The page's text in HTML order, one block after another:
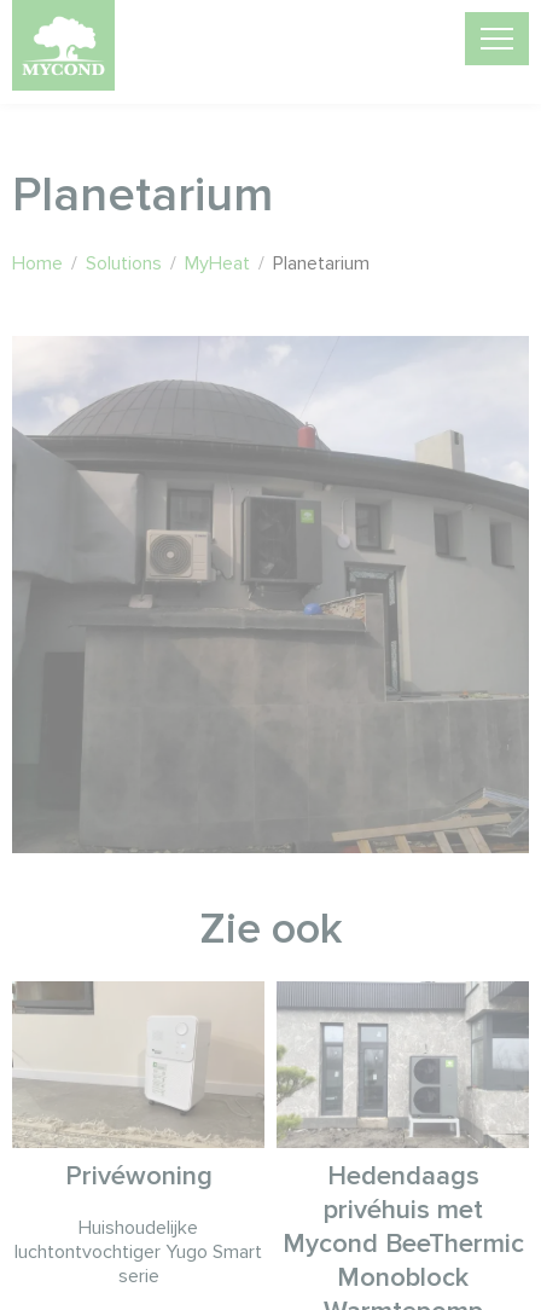
Planetarium
Home / Solutions / MyHeat / Planetarium
Zie ook
Privéwoning
Huishoudelijke
luchtontvochtiger Yugo Smart
serie
Hedendaags
privéhuis met
Mycond BeeThermic
Monoblock